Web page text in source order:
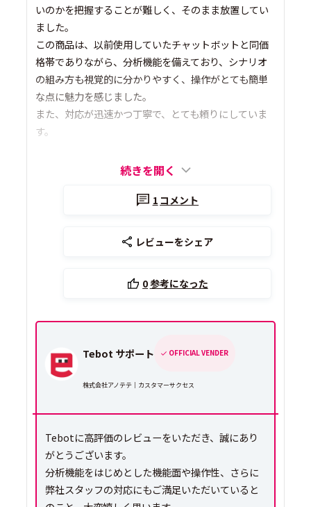
いのかを把握することが難しく、そのまま放置してい
ました。
この商品は、以前使用していたチャットボットと同価
格帯でありながら、分析機能を備えており、シナリオ
の組み方も視覚的に分かりやすく、操作がとても簡単
な点に魅力を感じました。
また、対応が迅速かつ丁寧で、とても頼りにしていま
す。
続きを開く
1 コメント
レビューをシェア
0参考になった
Tebot サポート OFFICIAL VENDER
株式会社アノテテ｜カスタマーサクセス
Tebotに高評価のレビューをいただき、誠にあり
がとうございます。
分析機能をはじめとした機能面や操作性、さらに
弊社スタッフの対応にもご満足いただいていると